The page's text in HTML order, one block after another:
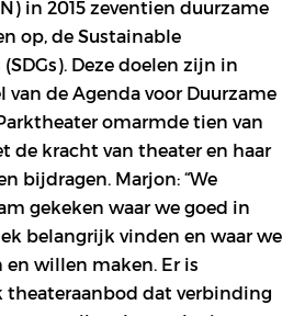
in 2015 zeventien duurzame
op, de Sustainable
Deze doelen zijn in
de Agenda voor Duurzame
omarmde tien van
de kracht van theater en haar
bijdragen. Marjon: “We
gekeken waar we goed in
belangrijk vinden en waar we
willen maken. Er is
theateraanbod dat verbinding